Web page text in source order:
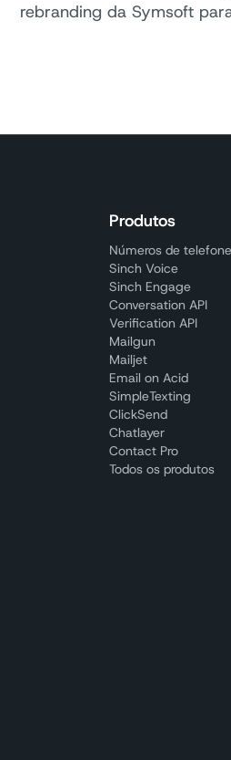
rebranding da Symsoft
Produtos
Números de
Sinch Voice
Sinch Engage
Conversation API
Verification API
Mailgun
Mailjet
Email on Acid
SimpleTexting
ClickSend
Chatlayer
Contact Pro
Todos os produtos